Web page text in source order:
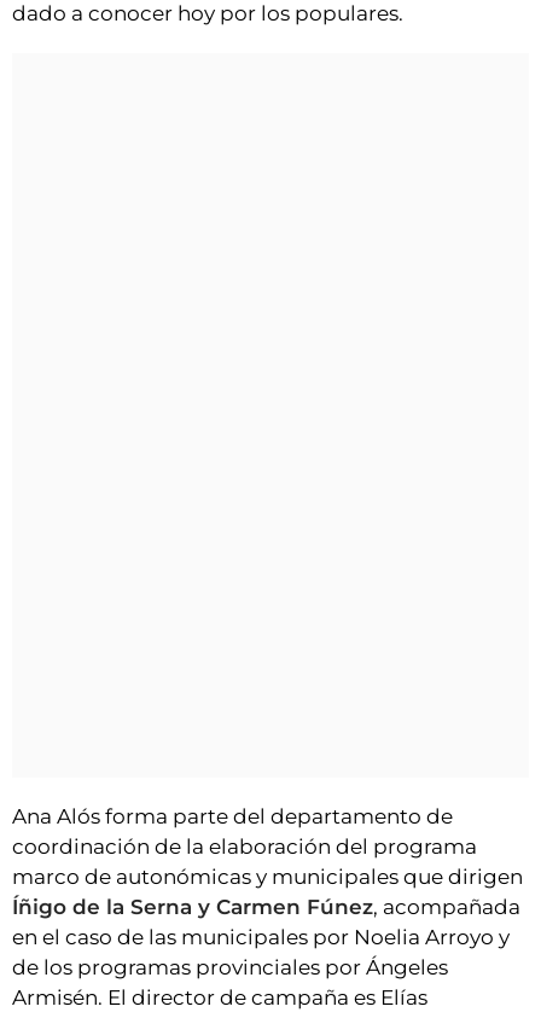
dado a conocer hoy por los populares.
Ana Alós forma parte del departamento de
coordinación de la elaboración del programa
marco de autonómicas y municipales que dirigen
Íñigo de la Serna y Carmen Fúnez, acompañada
en el caso de las municipales por Noelia Arroyo y
de los programas provinciales por Ángeles
Armisén. El director de campaña es Elías